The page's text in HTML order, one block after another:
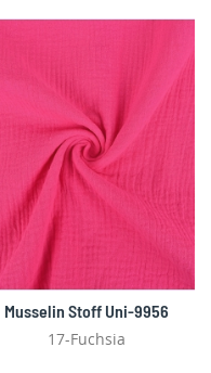
Musselin Stoff Uni-9956
17-Fuchsia